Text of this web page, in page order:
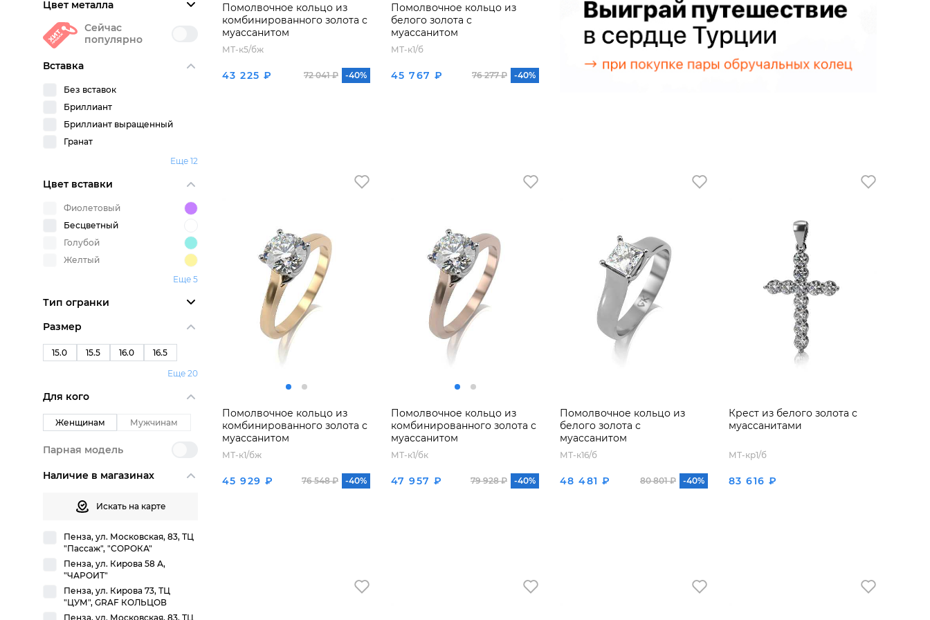
Цвет металла
Сейчас
популярно
Вставка
Без вставок
Бриллиант
Бриллиант выращенный
Гранат
Еще 12
Цвет вставки
Фиолетовый
Бесцветный
Голубой
Желтый
Еще 5
Тип огранки
Размер
15.0 15.5 16.0
16.5
Еще 20
Для кого
Женщинам Мужчинам
Парная модель
Наличие в магазинах
Искать на карте
Пенза, ул. Московская, 83, ТЦ
"Пассаж", "СОРОКА"
Пенза, ул. Кирова 58 А,
"ЧАРОИТ"
Пенза, ул. Кирова 73, ТЦ
"ЦУМ", GRAF КОЛЬЦОВ
Пенза, ул. Московская, 83, ТЦ
Помолвочное кольцо из
комбинированного золота с
муассанитом
МТ-к5/бж
43 225 ₽ 72 041 ₽ -40%
Помолвочное кольцо из
белого золота с
муассанитом
МТ-к1/б
45 767 ₽ 76 277 ₽ -40%
Помолвочное кольцо из
комбинированного золота с
муассанитом
МТ-к1/бж
45 929 ₽ 76 548 ₽ -40%
Помолвочное кольцо из
комбинированного золота с
муассанитом
МТ-к1/бк
47 957 ₽ 79 928 ₽ -40%
Помолвочное кольцо из
белого золота с
муассанитом
МТ-к16/б
48 481 ₽ 80 801 ₽ -40%
Крест из белого золота с
муассанитами
МТ-кр1/б
83 616 ₽